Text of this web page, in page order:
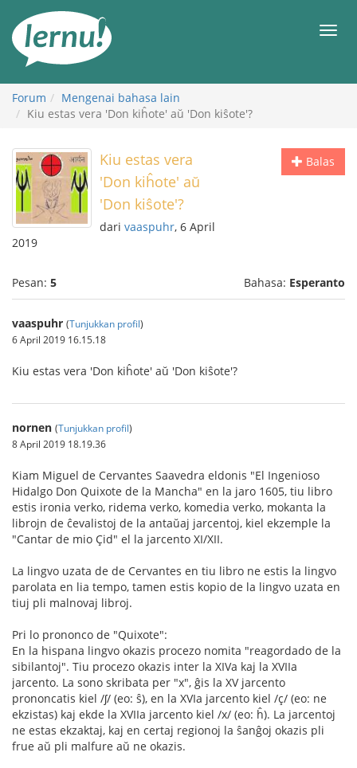
daftar
Forum
Mengenai bahasa lain
Kiu estas vera 'Don kiĥote' aŭ 'Don kiŝote'?
Balas
Kiu estas vera
'Don kiĥote' aŭ
'Don kiŝote'?
dari vaaspuhr, 6 April
2019
Pesan: 5 Bahasa: Esperanto
vaaspuhr (Tunjukkan profil)
6 April 2019 16.15.18
Kiu estas vera 'Don kiĥote' aŭ 'Don kiŝote'?
nornen (Tunjukkan profil)
8 April 2019 18.19.36
Kiam Miguel de Cervantes Saavedra eldonis "El Ingenioso
Hidalgo Don Quixote de la Mancha" en la jaro 1605, tiu libro
estis ironia verko, ridema verko, komedia verko, mokanta la
librojn de ĉevalistoj de la antaŭaj jarcentoj, kiel ekzemple la
"Cantar de mio Çid" el la jarcento XI/XII.
La lingvo uzata de de Cervantes en tiu libro ne estis la lingvo
parolata en lia tempo, tamen estis kopio de la lingvo uzata en
tiuj pli malnovaj libroj.
Pri lo prononco de "Quixote":
En la hispana lingvo okazis procezo nomita "reagordado de la
sibilantoj". Tiu procezo okazis inter la XIVa kaj la XVIIa
jarcento. La sono skribata per "x", ĝis la XV jarcento
prononcatis kiel /ʃ/ (eo: ŝ), en la XVIa jarcento kiel /ç/ (eo: ne
ekzistas) kaj ekde la XVIIa jarcento kiel /x/ (eo: ĥ). La jarcentoj
ne estas ekzaktaj, kaj en certaj regionoj la ŝanĝoj okazis pli
frue aŭ pli malfure aŭ ne okazis.